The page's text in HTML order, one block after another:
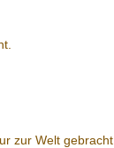
zur Welt gebracht.